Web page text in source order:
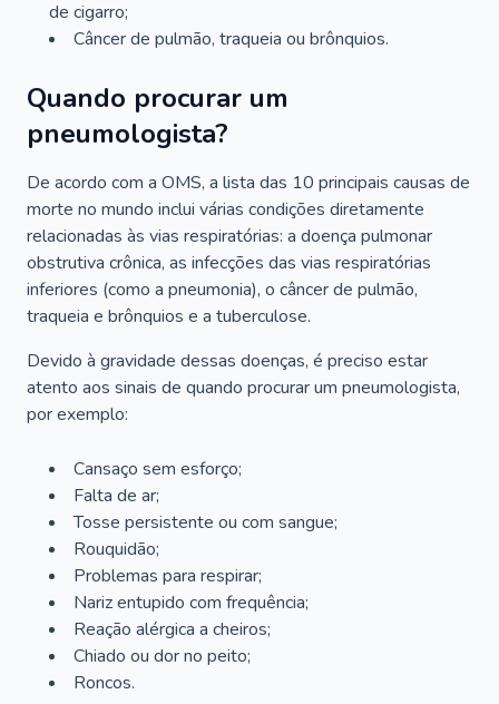
de cigarro;
Câncer de pulmão, traqueia ou brônquios.
Quando procurar um
pneumologista?
De acordo com a OMS, a lista das 10 principais causas de
morte no mundo inclui várias condições diretamente
relacionadas às vias respiratórias: a doença pulmonar
obstrutiva crônica, as infecções das vias respiratórias
inferiores (como a pneumonia), o câncer de pulmão,
traqueia e brônquios e a tuberculose.
Devido à gravidade dessas doenças, é preciso estar
atento aos sinais de quando procurar um pneumologista,
por exemplo:
Cansaço sem esforço;
Falta de ar;
Tosse persistente ou com sangue;
Rouquidão;
Problemas para respirar;
Nariz entupido com frequência;
Reação alérgica a cheiros;
Chiado ou dor no peito;
Roncos.